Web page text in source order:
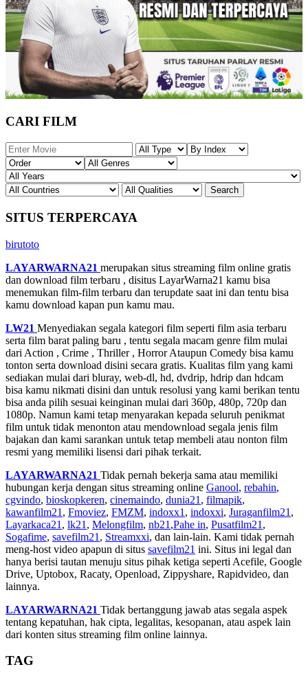
CARI FILM
SITUS TERPERCAYA
birutoto
LAYARWARNA21 merupakan situs streaming film online gratis
dan download film terbaru , disitus LayarWarna21 kamu bisa
menemukan film-film terbaru dan terupdate saat ini dan tentu bisa
kamu download kapan pun kamu mau.
LW21 Menyediakan segala kategori film seperti film asia terbaru
serta film barat paling baru , tentu segala macam genre film mulai
dari Action , Crime , Thriller , Horror Ataupun Comedy bisa kamu
tonton serta download disini secara gratis. Kualitas film yang kami
sediakan mulai dari bluray, web-dl, hd, dvdrip, hdrip dan hdcam
bisa kamu nikmati disini dan untuk resolusi yang kami berikan tentu
bisa anda pilih sesuai keinginan mulai dari 360p, 480p, 720p dan
1080p. Namun kami tetap menyarakan kepada seluruh penikmat
film untuk tidak menonton atau mendownload segala jenis film
bajakan dan kami sarankan untuk tetap membeli atau nonton film
resmi yang memiliki lisensi dari pihak terkait.
LAYARWARNA21 Tidak pernah bekerja sama atau memiliki
hubungan kerja dengan situs streaming online Ganool, rebahin,
cgvindo, bioskopkeren, cinemaindo, dunia21 , filmapik,
kawanfilm21 , Fmoviez, FMZM, indoxx1 , indoxxi, Juraganfilm21 ,
Layarkaca21 , lk21 , Melongfilm, nb21 ,Pahe in, Pusatfilm21 ,
Sogafime, savefilm21 , Streamxxi, dan lain-lain. Kami tidak pernah
meng-host video apapun di situs savefilm21 ini. Situs ini legal dan
hanya berisi tautan menuju situs pihak ketiga seperti Acefile, Google
Drive, Uptobox, Racaty, Openload, Zippyshare, Rapidvideo, dan
lainnya.
LAYARWARNA21 Tidak bertanggung jawab atas segala aspek
tentang kepatuhan, hak cipta, legalitas, kesopanan, atau aspek lain
dari konten situs streaming film online lainnya.
TAG